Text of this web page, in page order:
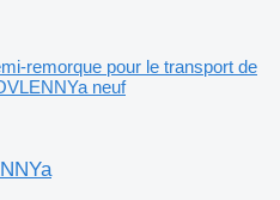
remorque pour le transport de
neuf